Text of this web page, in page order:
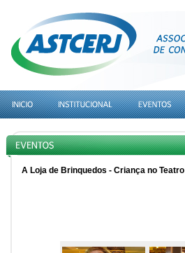
A Loja de Brinquedos - Criança no Teatro